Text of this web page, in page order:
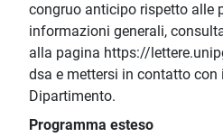
congruo anticipo rispetto alle
informazioni generali,
alla pagina https://
dsa e mettersi in contatto con
Dipartimento.
Programma esteso